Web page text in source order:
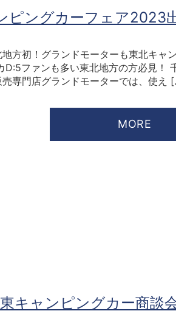
ピングカーフェア2023
地方初！グランドモーターも東北キ
D:5ファンも多い東北地方の方必見！
売専門店グランドモーターでは、使え
MORE
キャンピングカー商談